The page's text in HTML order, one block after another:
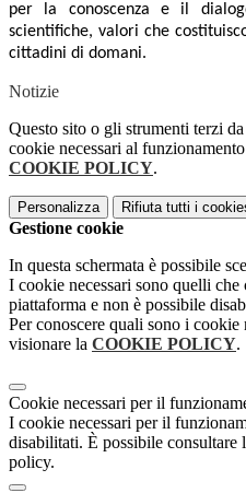
per la conoscenza e il
scientifiche, valori che
cittadini di domani.
Notizie
Questo sito o gli strumenti terzi
cookie necessari al
COOKIE POLICY.
Personalizza Rifiuta tutti i
Gestione cookie
In questa schermata è possibile
I cookie necessari sono quelli
piattaforma e non è possibile
Per conoscere quali sono i
visionare la COOKIE POLICY.
Cookie necessari per il
I cookie necessari per il
disabilitati. È possibile consultare
policy.